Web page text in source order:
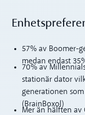
57% av Boomer-
medan endast
70% av
stationär dator
generationen
(BrainBoxol)
Mer än hälften av